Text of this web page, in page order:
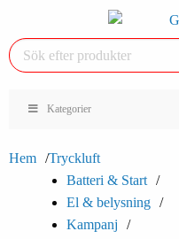
Kategorier
Hem
Tryckluft
Batteri & Start
El & belysning
Kampanj